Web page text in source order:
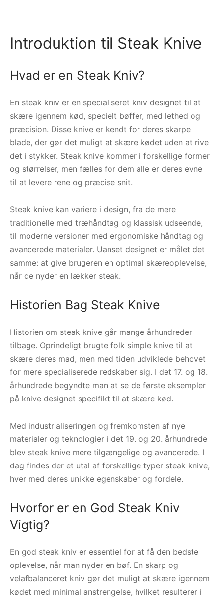
Introduktion til Steak Knive
Hvad er en Steak Kniv?
En steak kniv er en specialiseret kniv designet til at
skære igennem kød, specielt bøffer, med lethed og
præcision. Disse knive er kendt for deres skarpe
blade, der gør det muligt at skære kødet uden at rive
det i stykker. Steak knive kommer i forskellige former
og størrelser, men fælles for dem alle er deres evne
til at levere rene og præcise snit.
Steak knive kan variere i design, fra de mere
traditionelle med træhåndtag og klassisk udseende,
til moderne versioner med ergonomiske håndtag og
avancerede materialer. Uanset designet er målet det
samme: at give brugeren en optimal skæreoplevelse,
når de nyder en lækker steak.
Historien Bag Steak Knive
Historien om steak knive går mange århundreder
tilbage. Oprindeligt brugte folk simple knive til at
skære deres mad, men med tiden udviklede behovet
for mere specialiserede redskaber sig. I det 17. og 18.
århundrede begyndte man at se de første eksempler
på knive designet specifikt til at skære kød.
Med industrialiseringen og fremkomsten af nye
materialer og teknologier i det 19. og 20. århundrede
blev steak knive mere tilgængelige og avancerede. I
dag findes der et utal af forskellige typer steak knive,
hver med deres unikke egenskaber og fordele.
Hvorfor er en God Steak Kniv
Vigtig?
En god steak kniv er essentiel for at få den bedste
oplevelse, når man nyder en bøf. En skarp og
velafbalanceret kniv gør det muligt at skære igennem
kødet med minimal anstrengelse, hvilket resulterer i